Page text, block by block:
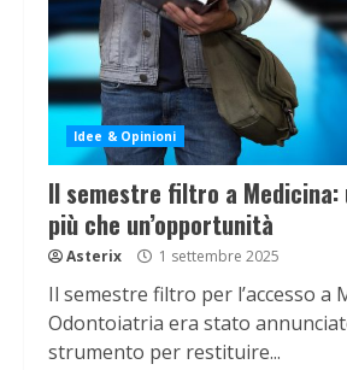
Idee & Opinioni
Il semestre filtro a Medicina:
più che un’opportunità
Asterix 1 settembre 2025
Il semestre filtro per l’accesso a
Odontoiatria era stato
strumento per restituire...